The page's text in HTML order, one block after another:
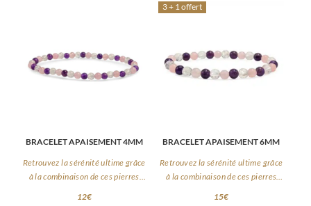
BRACELET APAISEMENT 4MM
Retrouvez la sérénité ultime grâce
à la combinaison de ces pierres
12€
3 + 1 offert
BRACELET APAISEMENT 6MM
Retrouvez la sérénité ultime grâce
à la combinaison de ces pierres
15€